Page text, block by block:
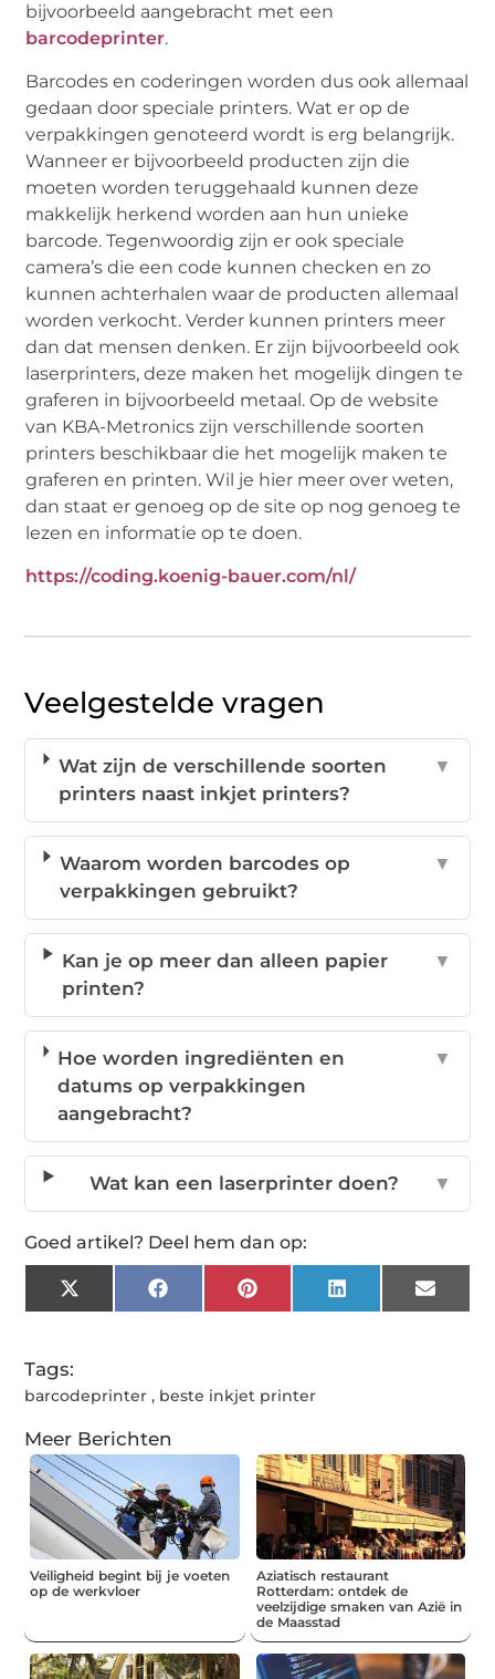
bijvoorbeeld aangebracht met een
barcodeprinter.
Barcodes en coderingen worden dus ook allemaal
gedaan door speciale printers. Wat er op de
verpakkingen genoteerd wordt is erg belangrijk.
Wanneer er bijvoorbeeld producten zijn die
moeten worden teruggehaald kunnen deze
makkelijk herkend worden aan hun unieke
barcode. Tegenwoordig zijn er ook speciale
camera’s die een code kunnen checken en zo
kunnen achterhalen waar de producten allemaal
worden verkocht. Verder kunnen printers meer
dan dat mensen denken. Er zijn bijvoorbeeld ook
laserprinters, deze maken het mogelijk dingen te
graferen in bijvoorbeeld metaal. Op de website
van KBA-Metronics zijn verschillende soorten
printers beschikbaar die het mogelijk maken te
graferen en printen. Wil je hier meer over weten,
dan staat er genoeg op de site op nog genoeg te
lezen en informatie op te doen.
https://coding.koenig-bauer.com/nl/
Veelgestelde vragen
Wat zijn de verschillende soorten
printers naast inkjet printers?
▼
Waarom worden barcodes op
verpakkingen gebruikt?
▼
Kan je op meer dan alleen papier
printen?
▼
Hoe worden ingrediënten en
datums op verpakkingen
aangebracht?
▼
Wat kan een laserprinter doen? ▼
Goed artikel? Deel hem dan op:
X
(Twitter)
FacebookPinterestLinkedInEmail
Tags:
barcodeprinter , beste inkjet printer
Meer Berichten
Veiligheid begint bij je voeten
op de werkvloer
Aziatisch restaurant
Rotterdam: ontdek de
veelzijdige smaken van Azië in
de Maasstad